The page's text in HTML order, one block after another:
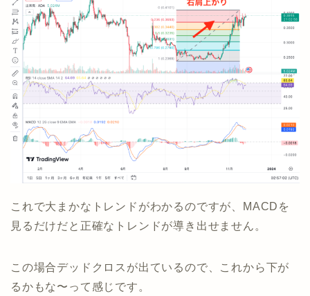
これで大まかなトレンドがわかるのですが、MACDを
見るだけだと正確なトレンドが導き出せません。
この場合デッドクロスが出ているので、これから下が
るかもな〜って感じです。